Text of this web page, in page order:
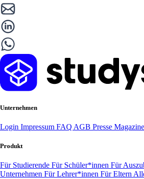
Unternehmen
Login Impressum FAQ AGB Presse Magazine
Produkt
Für Studierende Für Schüler*innen Für
Unternehmen Für Lehrer*innen Für Eltern